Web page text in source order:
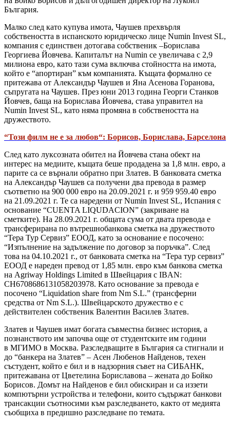
България.
Малко след като купува имота, Чаушев прехвърля
собствеността в испанското юридическо лице Numin Invest SL,
компания с единствен дотогава собственик –Борислава
Георгиева Йовчева. Капиталът на Numin се увеличава с 2,9
милиона евро, като тази сума включва стойността на имота,
който е “апортиран” към компанията. Къщата формално се
притежава от Александър Чаушев и Яна Асенова Горанова,
съпругата на Чаушев. През юни 2013 година Георги Станков
Йовчев, баща на Борислава Йовчева, става управител на
Numin Invest SL, като няма промяна в собствеността на
дружеството.
“Този филм не е за любов“: Борисов, Борислава, Барселона
След като луксозната обител на Йовчева стана обект на
интерес на медиите, къщата беше продадена за 1,8 млн. евро, а
парите са се върнали обратно при Златев. В банковата сметка
на Александър Чаушев са получени два превода в размер
съответно на 900 000 евро на 20.09.2021 г. и 959 959.40 евро
на 21.09.2021 г. Те са наредени от Numin Invest SL, Испания с
основание “CUENTA LIQUDACION” (закриване на
сметките). На 28.09.2021 г. общата сума от двата превода е
трансферирана по вътрешнобанкова сметка на дружеството
“Тера Тур Сервиз” ЕООД, като за основание е посочено:
“Изпълнение на задължение по договор за поръчка”. След
това на 04.10.2021 г., от банковата сметка на “Тера тур сервиз”
ЕООД е нареден превод от 1,85 млн. евро към банкова сметка
на Agriway Holdings Limited в Швейцария с IBAN:
CH6708686131058203978. Като основание за превода е
посочено “Liquidation share from Nm S.L.” (трансферни
средства от Nm S.L.). Швейцарското дружество е с
действителен собственик Валентин Василев Златев.
Златев и Чаушев имат богата съвместна бизнес история, а
познанството им започва още от студентските им години
в МГИМО в Москва. Разследващите в България са стигнали и
до “банкера на Златев” – Асен Любенов Найденов, техен
състудент, който е бил и в надзорния съвет на СИБАНК,
притежавана от Цветелина Бориславова – жената до Бойко
Борисов. Домът на Найденов е бил обискиран и са иззети
компютърни устройства и телефони, които съдържат банкови
трансакции съотносими към разследването, както от медията
съобщиха в предишно разследване по темата.